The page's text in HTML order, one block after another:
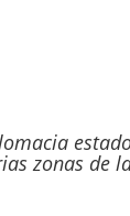
zonas de